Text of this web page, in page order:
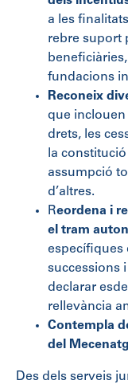
a les
rebre suport
fundacions
Reconeix
que inclouen
drets, les
la
assumpció
d’altres.
Reordena i
el tram
específiques
successions
declarar
rellevància
Contempla
del
Des dels serveis